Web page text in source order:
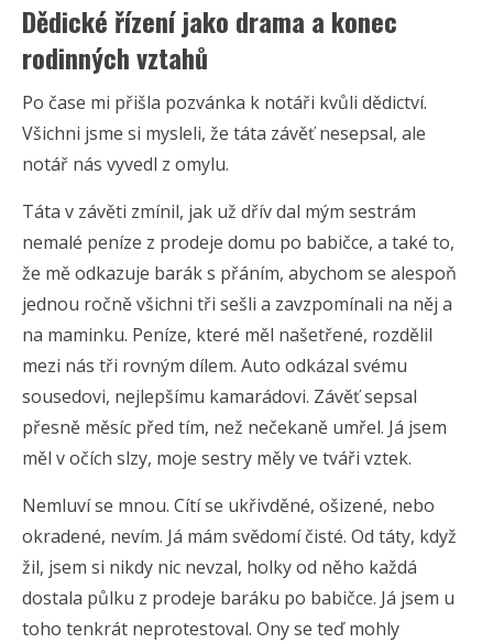
Dědické řízení jako drama a konec
rodinných vztahů
Po čase mi přišla pozvánka k notáři kvůli dědictví.
Všichni jsme si mysleli, že táta závěť nesepsal, ale
notář nás vyvedl z omylu.
Táta v závěti zmínil, jak už dřív dal mým sestrám
nemalé peníze z prodeje domu po babičce, a také to,
že mě odkazuje barák s přáním, abychom se alespoň
jednou ročně všichni tři sešli a zavzpomínali na něj a
na maminku. Peníze, které měl našetřené, rozdělil
mezi nás tři rovným dílem. Auto odkázal svému
sousedovi, nejlepšímu kamarádovi. Závěť sepsal
přesně měsíc před tím, než nečekaně umřel. Já jsem
měl v očích slzy, moje sestry měly ve tváři vztek.
Nemluví se mnou. Cítí se ukřivděné, ošizené, nebo
okradené, nevím. Já mám svědomí čisté. Od táty, když
žil, jsem si nikdy nic nevzal, holky od něho každá
dostala půlku z prodeje baráku po babičce. Já jsem u
toho tenkrát neprotestoval. Ony se teď mohly